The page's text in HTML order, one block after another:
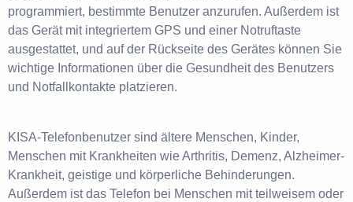
programmiert, bestimmte Benutzer anzurufen. Außerdem ist
das Gerät mit integriertem GPS und einer Notruftaste
ausgestattet, und auf der Rückseite des Gerätes können Sie
wichtige Informationen über die Gesundheit des Benutzers
und Notfallkontakte platzieren.
KISA-Telefonbenutzer sind ältere Menschen, Kinder,
Menschen mit Krankheiten wie Arthritis, Demenz, Alzheimer-
Krankheit, geistige und körperliche Behinderungen.
Außerdem ist das Telefon bei Menschen mit teilweisem oder